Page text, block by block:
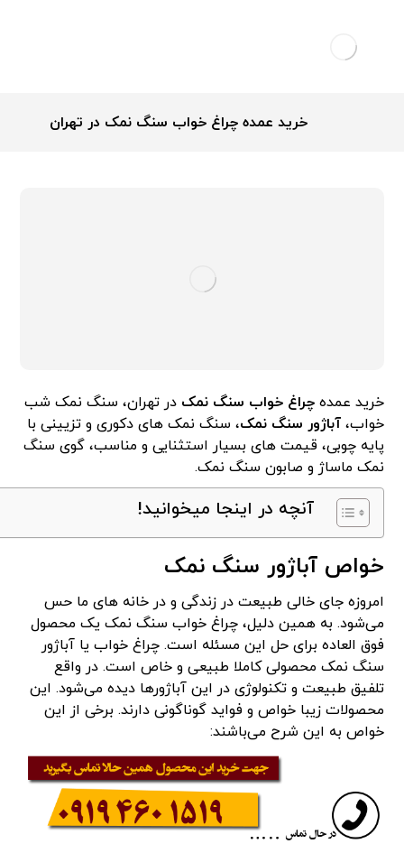
خرید عمده چراغ خواب سنگ نمک در تهران
خرید عمدهچراغ خواب سنگ نمک در تهران، سنگ نمک شب
خواب،آباژور سنگ نمک، سنگ نمک های دکوری و تزیینی با
پایه چوبی، قیمت های بسیار استثنایی و مناسب، گوی سنگ
نمک ماساژ و صابون سنگ نمک.
آنچه در اینجا میخوانید!
خواص آباژور سنگ نمک
امروزه جای خالی طبیعت در زندگی و در خانه های ما حس
می‌شود. به همین دلیل، چراغ خواب سنگ نمک یک محصول
فوق العاده برای حل این مسئله است. چراغ خواب یا آباژور
سنگ نمک محصولی کاملا طبیعی و خاص است. در واقع
تلفیق طبیعت و تکنولوژی در این آباژورها دیده می‌شود. این
محصولات زیبا خواص و فواید گوناگونی دارند. برخی از این
خواص به این شرح می‌باشند: